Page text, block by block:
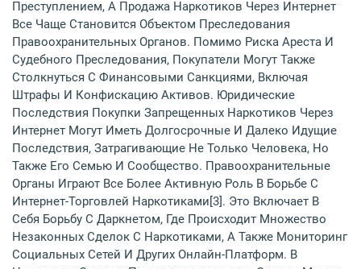
Преступлением, А Продажа Наркотиков Через Интернет
Все Чаще Становится Объектом Преследования
Правоохранительных Органов. Помимо Риска Ареста И
Судебного Преследования, Покупатели Могут Также
Столкнуться С Финансовыми Санкциями, Включая
Штрафы И Конфискацию Активов. Юридические
Последствия Покупки Запрещенных Наркотиков Через
Интернет Могут Иметь Долгосрочные И Далеко Идущие
Последствия, Затрагивающие Не Только Человека, Но
Также Его Семью И Сообщество. Правоохранительные
Органы Играют Все Более Активную Роль В Борьбе С
Интернет-Торговлей Наркотиками[3]. Это Включает В
Себя Борьбу С Даркнетом, Где Происходит Множество
Незаконных Сделок С Наркотиками, А Также Мониторинг
Социальных Сетей И Других Онлайн-Платформ. В